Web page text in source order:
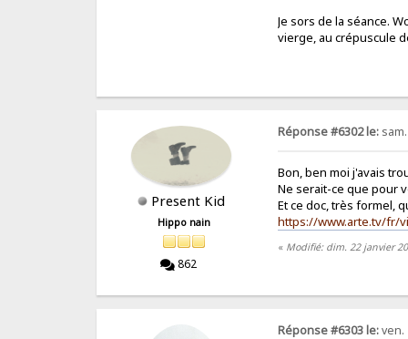
Je sors de la séance.
vierge, au crépuscule
Present Kid
Hippo nain
862
Réponse #6302 le:
Bon, ben moi j'avais
Ne serait-ce que pour
Et ce doc, très formel,
https://www.arte.tv/fr/
« Modifié: dim. 22 janvier
Réponse #6303 le:ven.